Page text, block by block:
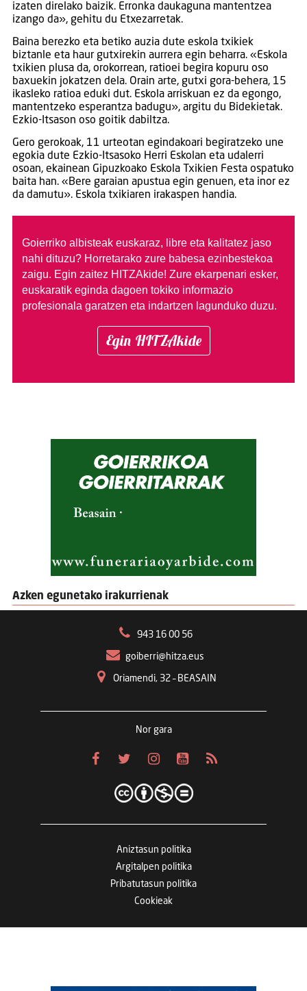
izaten direlako baizik. Erronka daukaguna mantentzea
izango da», gehitu du Etxezarretak.
Baina berezko eta betiko auzia dute eskola txikiek
biztanle eta haur gutxirekin aurrera egin beharra. «Eskola
txikien plusa da, orokorrean, ratioei begira kopuru oso
baxuekin jokatzen dela. Orain arte, gutxi gora-behera, 15
ikasleko ratioa eduki dut. Eskola arriskuan ez da egongo,
mantentzeko esperantza badugu», argitu du Bidekietak.
Ezkio-Itsason oso goitik dabiltza.
Gero gerokoak, 11 urteotan egindakoari begiratzeko une
egokia dute Ezkio-Itsasoko Herri Eskolan eta udalerri
osoan, ekainean Gipuzkoako Eskola Txikien Festa ospatuko
baita han. «Bere garaian apustua egin genuen, eta inor ez
da damutu». Eskola txikiaren irakaspen handia.
Goierriko albisteak euskaraz, libre eta kalitatez jaso
nahi dituzu? Horretarako zure babesa ezinbestekoa
zaigu. Egin zaitez HITZAkide! Zure ekarpenari esker,
euskaratik eginda dagoen tokiko informazio
profesionala garatzen eta indartzen lagunduko duzu.
Egin HITZAkide
Azken egunetako irakurrienak
943 16 00 56
goiberri@hitza.eus
Oriamendi, 32 – BEASAIN
Nor gara
Aniztasun politika
Argitalpen politika
Pribatutasun politika
Cookieak